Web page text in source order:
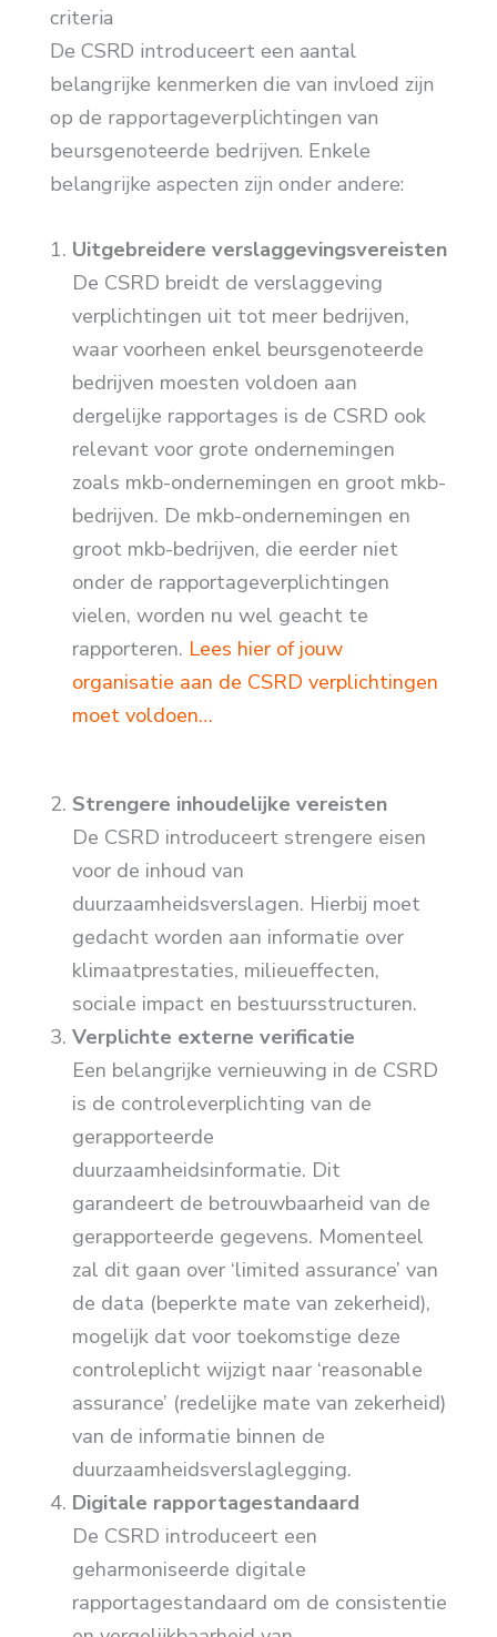
criteria
De CSRD introduceert een aantal
belangrijke kenmerken die van invloed zijn
op de rapportageverplichtingen van
beursgenoteerde bedrijven. Enkele
belangrijke aspecten zijn onder andere:
Uitgebreidere verslaggevingsvereisten
De CSRD breidt de verslaggeving
verplichtingen uit tot meer bedrijven,
waar voorheen enkel beursgenoteerde
bedrijven moesten voldoen aan
dergelijke rapportages is de CSRD ook
relevant voor grote ondernemingen
zoals mkb-ondernemingen en groot mkb-
bedrijven. De mkb-ondernemingen en
groot mkb-bedrijven, die eerder niet
onder de rapportageverplichtingen
vielen, worden nu wel geacht te
rapporteren. Lees hier of jouw
organisatie aan de CSRD verplichtingen
moet voldoen…
Strengere inhoudelijke vereisten
De CSRD introduceert strengere eisen
voor de inhoud van
duurzaamheidsverslagen. Hierbij moet
gedacht worden aan informatie over
klimaatprestaties, milieueffecten,
sociale impact en bestuursstructuren.
Verplichte externe verificatie
Een belangrijke vernieuwing in de CSRD
is de controleverplichting van de
gerapporteerde
duurzaamheidsinformatie. Dit
garandeert de betrouwbaarheid van de
gerapporteerde gegevens. Momenteel
zal dit gaan over ‘limited assurance’ van
de data (beperkte mate van zekerheid),
mogelijk dat voor toekomstige deze
controleplicht wijzigt naar ‘reasonable
assurance’ (redelijke mate van zekerheid)
van de informatie binnen de
duurzaamheidsverslaglegging.
Digitale rapportagestandaard
De CSRD introduceert een
geharmoniseerde digitale
rapportagestandaard om de consistentie